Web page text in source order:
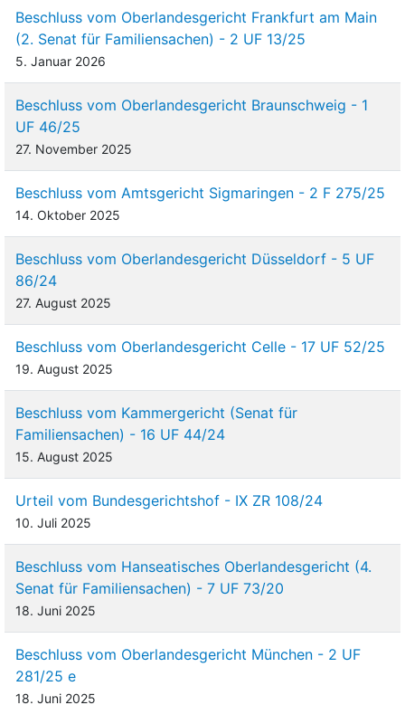
Beschluss vom Oberlandesgericht Frankfurt am Main
(2. Senat für Familiensachen) - 2 UF 13/25
5. Januar 2026
Beschluss vom Oberlandesgericht Braunschweig - 1
UF 46/25
27. November 2025
Beschluss vom Amtsgericht Sigmaringen - 2 F 275/25
14. Oktober 2025
Beschluss vom Oberlandesgericht Düsseldorf - 5 UF
86/24
27. August 2025
Beschluss vom Oberlandesgericht Celle - 17 UF 52/25
19. August 2025
Beschluss vom Kammergericht (Senat für
Familiensachen) - 16 UF 44/24
15. August 2025
Urteil vom Bundesgerichtshof - IX ZR 108/24
10. Juli 2025
Beschluss vom Hanseatisches Oberlandesgericht (4.
Senat für Familiensachen) - 7 UF 73/20
18. Juni 2025
Beschluss vom Oberlandesgericht München - 2 UF
281/25 e
18. Juni 2025